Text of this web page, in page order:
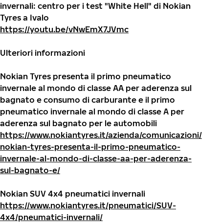
invernali: centro per i test "White Hell" di Nokian
Tyres a Ivalo
https://youtu.be/vNwEmX7JVmc
Ulteriori informazioni
Nokian Tyres presenta il primo pneumatico
invernale al mondo di classe AA per aderenza sul
bagnato e consumo di carburante e il primo
pneumatico invernale al mondo di classe A per
aderenza sul bagnato per le automobili
https://www.nokiantyres.it/azienda/comunicazioni/
nokian-tyres-presenta-il-primo-pneumatico-
invernale-al-mondo-di-classe-aa-per-aderenza-
sul-bagnato-e/
Nokian SUV 4x4 pneumatici invernali
https://www.nokiantyres.it/pneumatici/SUV-
4x4/pneumatici-invernali/